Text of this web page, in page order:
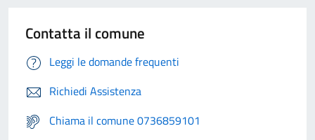
Contatta il comune
Leggi le domande frequenti
Richiedi Assistenza
Chiama il comune 0736859101